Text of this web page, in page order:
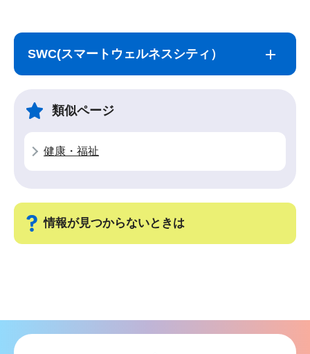
こ
SWC(スマートウェルネスシティ）
類似ページ
健康・福祉
情報が見つからないときは
ゲ